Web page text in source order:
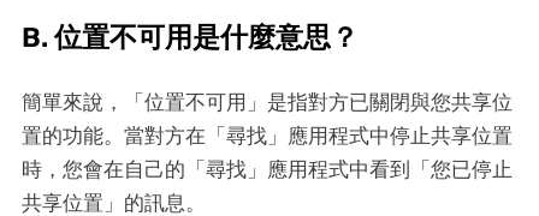
B. 位置不可用是什麼意思？
簡單來說，「位置不可用」是指對方已關閉與您共享位
置的功能。當對方在「尋找」應用程式中停止共享位置
時，您會在自己的「尋找」應用程式中看到「您已停止
共享位置」的訊息。